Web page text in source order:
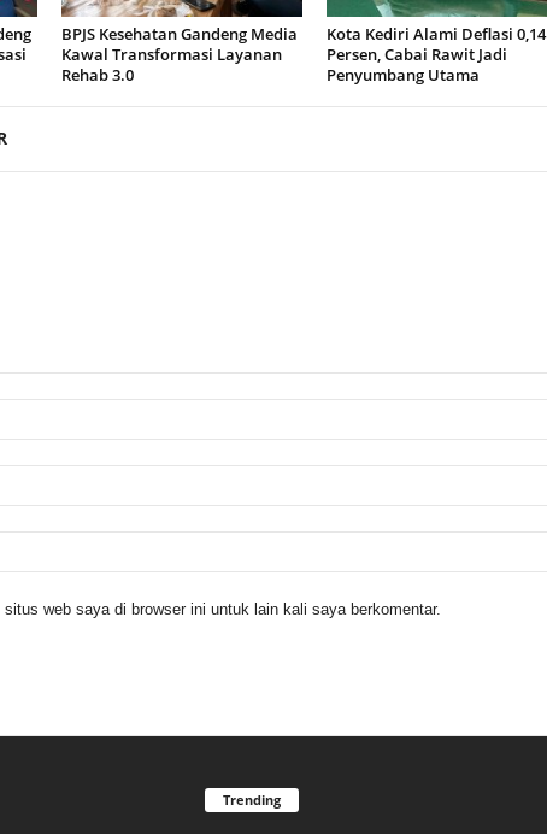
BPJS Kesehatan Gandeng Media
Kawal Transformasi Layanan
Rehab 3.0
Kota Kediri Alami Deflasi 0,14
Persen, Cabai Rawit Jadi
Penyumbang Utama
web saya di browser ini untuk lain kali saya berkomentar.
Trending